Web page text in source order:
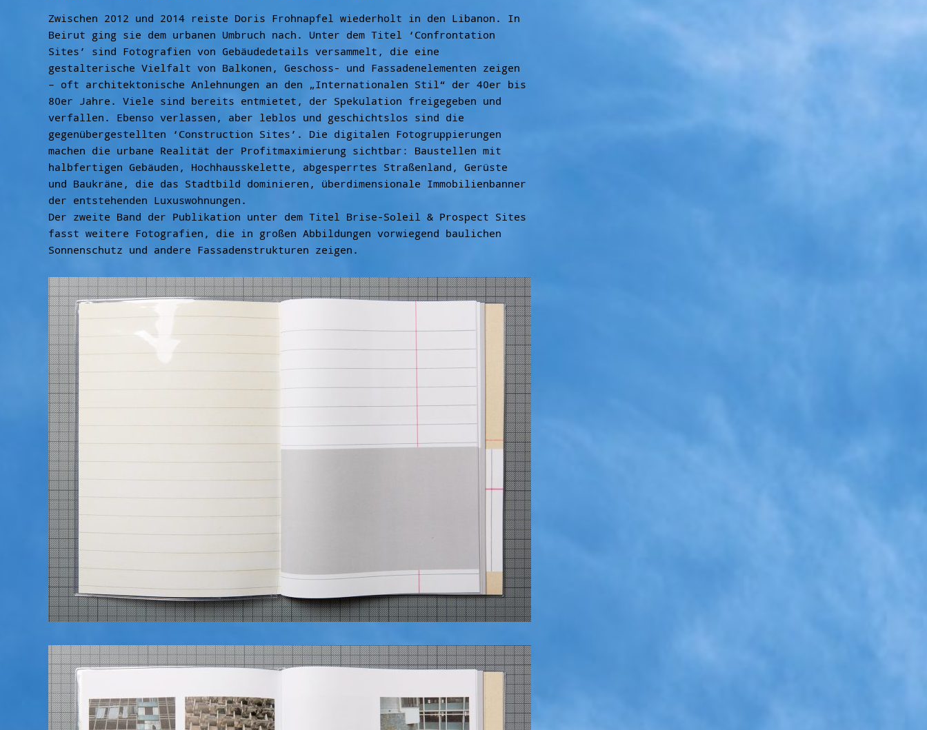
Zwischen 2012 und 2014 reiste Doris Frohnapfel wiederholt in den Libanon. In
Beirut ging sie dem urbanen Umbruch nach. Unter dem Titel ‘Confrontation
Sites’ sind Fotografien von Gebäudedetails versammelt, die eine
gestalterische Vielfalt von Balkonen, Geschoss- und Fassadenelementen zeigen
– oft architektonische Anlehnungen an den „Internationalen Stil“ der 40er bis
80er Jahre. Viele sind bereits entmietet, der Spekulation freigegeben und
verfallen. Ebenso verlassen, aber leblos und geschichtslos sind die
gegenübergestellten ‘Construction Sites’. Die digitalen Fotogruppierungen
machen die urbane Realität der Profitmaximierung sichtbar: Baustellen mit
halbfertigen Gebäuden, Hochhausskelette, abgesperrtes Straßenland, Gerüste
und Baukräne, die das Stadtbild dominieren, überdimensionale Immobilienbanner
der entstehenden Luxuswohnungen.
Der zweite Band der Publikation unter dem Titel Brise-Soleil & Prospect Sites
fasst weitere Fotografien, die in großen Abbildungen vorwiegend baulichen
Sonnenschutz und andere Fassadenstrukturen zeigen.